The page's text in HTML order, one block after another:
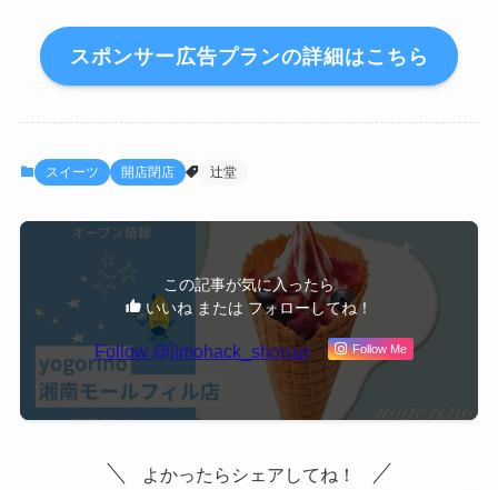
スポンサー広告プランの詳細はこちら
スイーツ 開店閉店 辻堂
この記事が気に入ったら
いいね または フォローしてね！
Follow @jimohack_shonan Follow Me
よかったらシェアしてね！